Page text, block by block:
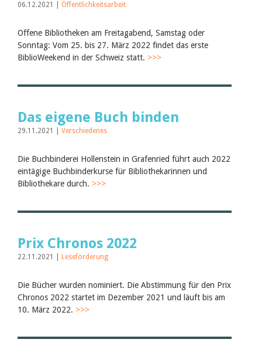
2013
06.12.2021 | Öffentlichkeitsarbeit
Offene Bibliotheken am Freitagabend, Samstag oder
Sonntag: Vom 25. bis 27. März 2022 findet das erste
BiblioWeekend in der Schweiz statt. >>>
Das eigene Buch binden
29.11.2021 | Verschiedenes
Die Buchbinderei Hollenstein in Grafenried führt auch 2022
eintägige Buchbinderkurse für Bibliothekarinnen und
Bibliothekare durch. >>>
Prix Chronos 2022
22.11.2021 | Leseförderung
Die Bücher wurden nominiert. Die Abstimmung für den Prix
Chronos 2022 startet im Dezember 2021 und läuft bis am
10. März 2022. >>>